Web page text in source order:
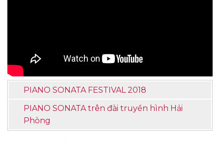
PIANO SONATA FESTIVAL 2018
PIANO SONATA trên đài truyền hình Hải
Phòng